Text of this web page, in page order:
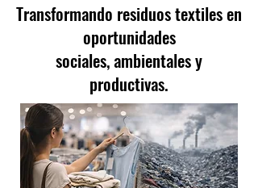
Transformando residuos textiles en
oportunidades
sociales, ambientales y
productivas.